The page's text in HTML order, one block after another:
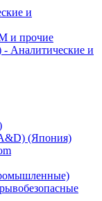
и
и прочие
Аналитические и
(Япония)